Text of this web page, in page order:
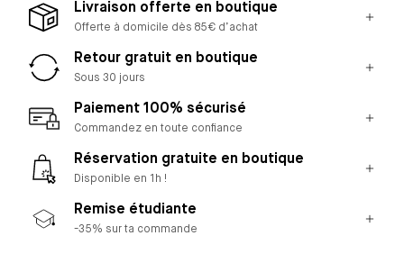
Livraison offerte en boutique
Offerte à domicile dès 85€ d’achat
Retour gratuit en boutique
Sous 30 jours
Paiement 100% sécurisé
Commandez en toute confiance
Réservation gratuite en boutique
Disponible en 1h !
Remise étudiante
-35% sur ta commande